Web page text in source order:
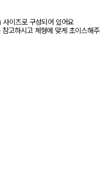
즈로 구성되어 있어요
고하시고 체형에 맞게 초이스해